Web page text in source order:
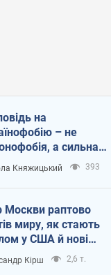
на
– не
а сильна
держава
Княжицький 393
Москви раптово
миру, як стають
у США й нові
топ-рейтинги
Кірш 2,6 т.